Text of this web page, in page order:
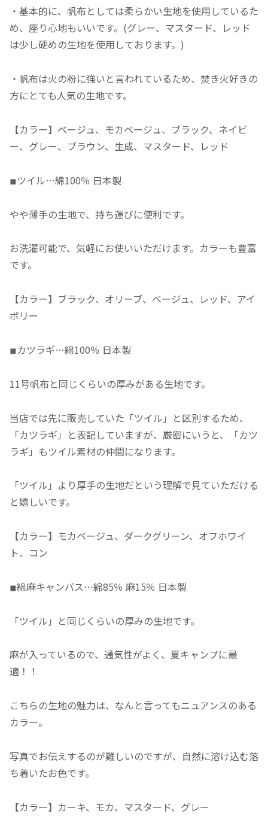
・基本的に、帆布としては柔らかい生地を使用しているた
め、座り心地もいいです。(グレー、マスタード、レッド
は少し硬めの生地を使用しております。)
・帆布は火の粉に強いと言われているため、焚き火好きの
方にとても人気の生地です。
【カラー】ベージュ、モカベージュ、ブラック、ネイビ
ー、グレー、ブラウン、生成、マスタード、レッド
◾︎ツイル…綿100％ 日本製
やや薄手の生地で、持ち運びに便利です。
お洗濯可能で、気軽にお使いいただけます。カラーも豊富
です。
【カラー】ブラック、オリーブ、ベージュ、レッド、アイ
ボリー
◾︎カツラギ…綿100％ 日本製
11号帆布と同じくらいの厚みがある生地です。
当店では先に販売していた「ツイル」と区別するため、
「カツラギ」と表記していますが、厳密にいうと、「カツ
ラギ」もツイル素材の仲間になります。
「ツイル」より厚手の生地だという理解で見ていただける
と嬉しいです。
【カラー】モカベージュ、ダークグリーン、オフホワイ
ト、コン
◾︎綿麻キャンバス…綿85％ 麻15％ 日本製
「ツイル」と同じくらいの厚みの生地です。
麻が入っているので、通気性がよく、夏キャンプに最
適！！
こちらの生地の魅力は、なんと言ってもニュアンスのある
カラー。
写真でお伝えするのが難しいのですが、自然に溶け込む落
ち着いたお色です。
【カラー】カーキ、モカ、マスタード、グレー